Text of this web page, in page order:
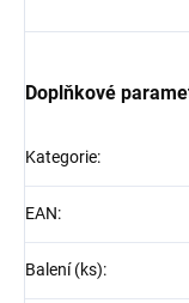
Doplňkové
Kategorie:
EAN:
Balení (ks):